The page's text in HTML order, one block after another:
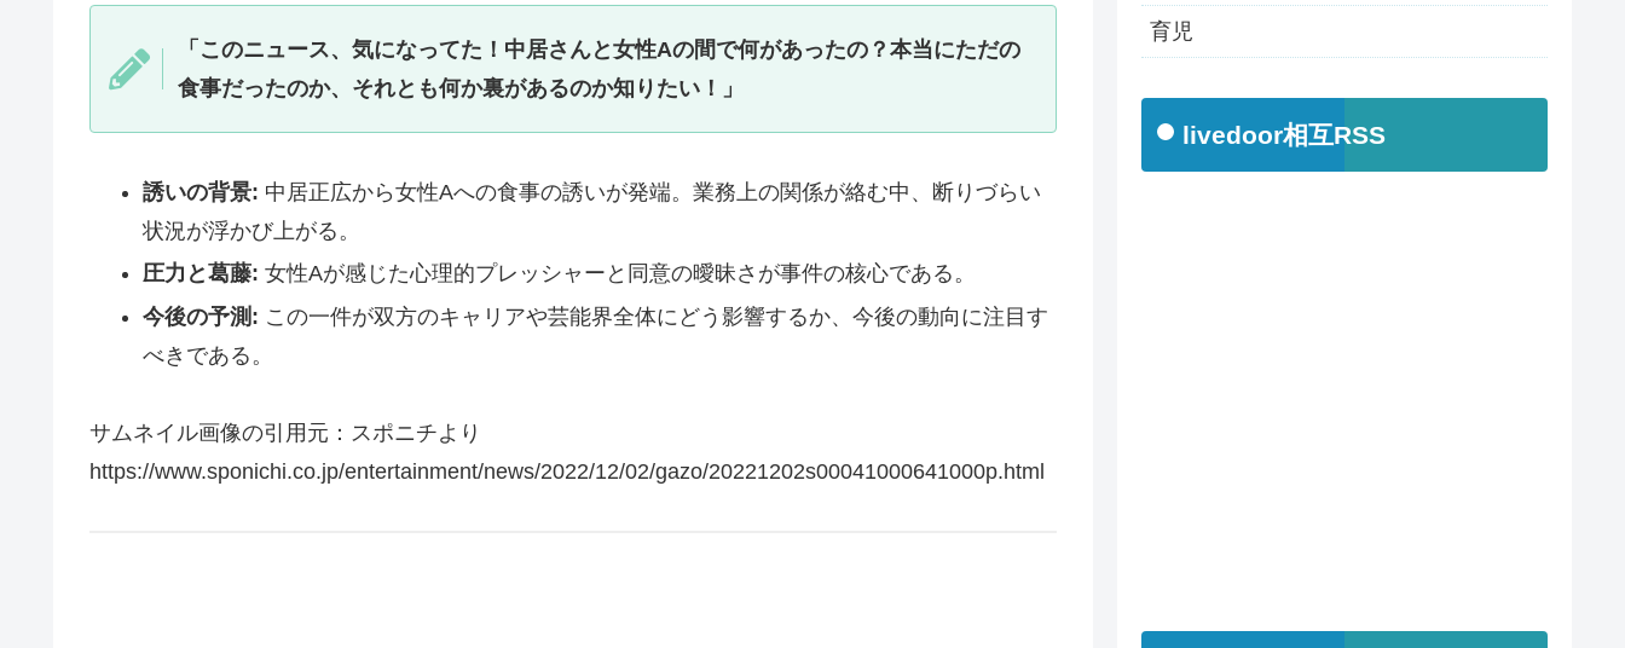
「このニュース、気になってた！中居さんと女性Aの間で何があったの？本当にただの
食事だったのか、それとも何か裏があるのか知りたい！」
誘いの背景: 中居正広から女性Aへの食事の誘いが発端。業務上の関係が絡む中、断りづらい
状況が浮かび上がる。
圧力と葛藤: 女性Aが感じた心理的プレッシャーと同意の曖昧さが事件の核心である。
今後の予測: この一件が双方のキャリアや芸能界全体にどう影響するか、今後の動向に注目す
べきである。
サムネイル画像の引用元：スポニチより
https://www.sponichi.co.jp/entertainment/news/2022/12/02/gazo/20221202s00041000641000p.html
育児
livedoor相互RSS